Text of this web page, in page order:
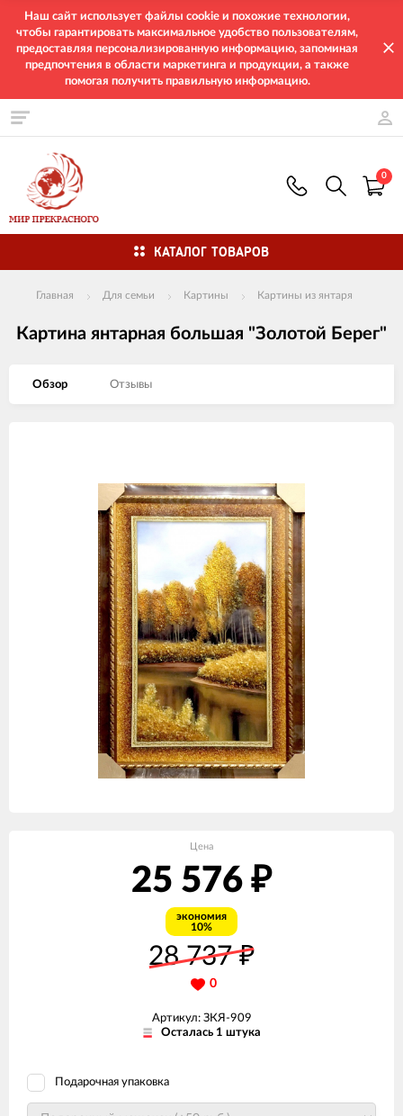
Наш сайт использует файлы cookie и похожие технологии,
чтобы гарантировать максимальное удобство пользователям,
предоставляя персонализированную информацию, запоминая
предпочтения в области маркетинга и продукции, а также
помогая получить правильную информацию.
0
КАТАЛОГ ТОВАРОВ
Главная Для семьи Картины Картины из янтаря
Картина янтарная большая "Золотой Берег"
Обзор Отзывы
Цена
25 576 ₽
экономия
10%
28 737₽
0
Артикул: ЗКЯ-909
Осталась 1 штука
Подарочная упаковка